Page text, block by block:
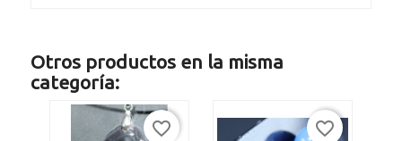
Otros productos en la misma
categoría:
favorite_border favorite_border